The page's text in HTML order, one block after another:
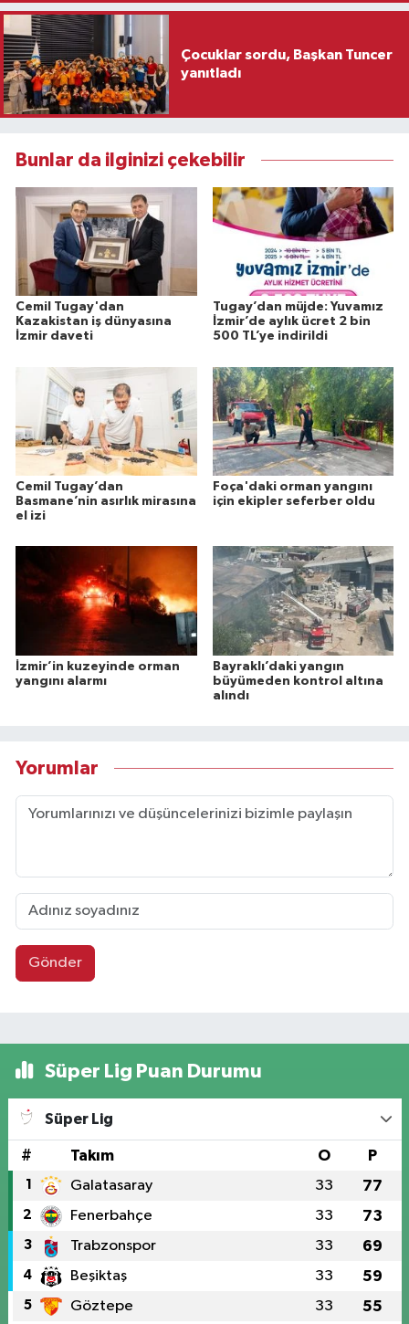
Çocuklar sordu, Başkan Tuncer
yanıtladı
Bunlar da ilginizi çekebilir
Cemil Tugay'dan
Kazakistan iş dünyasına
İzmir daveti
Tugay’dan müjde: Yuvamız
İzmir’de aylık ücret 2 bin
500 TL’ye indirildi
Cemil Tugay’dan
Basmane’nin asırlık mirasına
el izi
Foça'daki orman yangını
için ekipler seferber oldu
İzmir’in kuzeyinde orman
yangını alarmı
Bayraklı’daki yangın
büyümeden kontrol altına
alındı
Yorumlar
Gönder
Süper Lig Puan Durumu
Süper Lig
# Takım O P
1 Galatasaray 33 77
2 Fenerbahçe 33 73
3 Trabzonspor 33 69
4 Beşiktaş 33 59
5 Göztepe 33 55